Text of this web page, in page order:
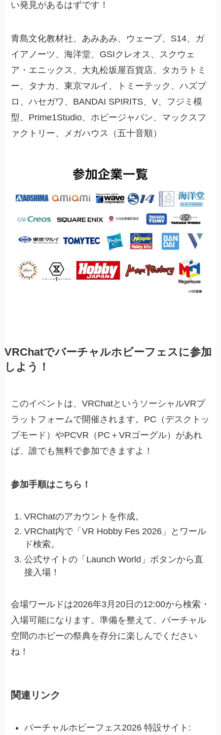
い発見があるはずです！
青島文化教材社、あみあみ、ウェーブ、S14、ガ
イアノーツ、海洋堂、GSIクレオス、スクウェ
ア・エニックス、大丸松坂屋百貨店、タカラトミ
ー、タナカ、東京マルイ、トミーテック、ハズブ
ロ、ハセガワ、BANDAI SPIRITS、V、フジミ模
型、Prime1Studio、ホビージャパン、マックスフ
ァクトリー、メガハウス（五十音順）
VRChatでバーチャルホビーフェスに参加
しよう！
このイベントは、VRChatというソーシャルVRプ
ラットフォームで開催されます。PC（デスクトッ
プモード）やPCVR（PC＋VRゴーグル）があれ
ば、誰でも無料で参加できますよ！
参加手順はこちら！
VRChatのアカウントを作成。
VRChat内で「VR Hobby Fes 2026」とワール
ド検索。
公式サイトの「Launch World」ボタンから直
接入場！
会場ワールドは2026年3月20日の12:00から検索・
入場可能になります。準備を整えて、バーチャル
空間のホビーの祭典を存分に楽しんでください
ね！
関連リンク
バーチャルホビーフェス2026 特設サイト: